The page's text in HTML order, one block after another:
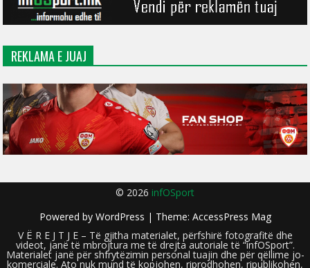
REKLAMA E JUAJ
© 2026 infOSport
Powered by WordPress | Theme: AccessPress Mag
V Ë R E J T J E – Të gjitha materialet, përfshirë fotografitë dhe
videot, janë të mbrojtura me të drejta autoriale të “infOSport”.
Materialet janë për shfrytëzimin personal tuajin dhe për qëllime jo-
komerciale. Ato nuk mund të kopjohen, riprodhohen, ripublikohen,